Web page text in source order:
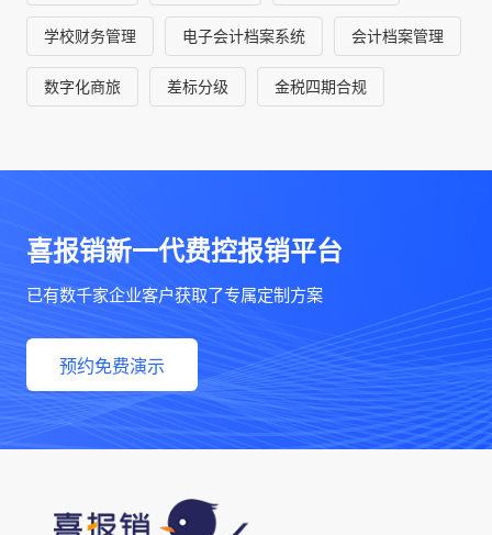
学校财务管理 电子会计档案系统 会计档案管理
数字化商旅 差标分级 金税四期合规
喜报销新一代费控报销平台
已有数千家企业客户获取了专属定制方案
预约免费演示